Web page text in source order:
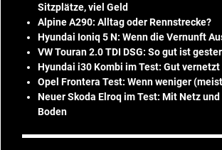
Sitzplätze, viel Geld
Alpine A290: Alltag oder Rennstrecke?
Hyundai Ioniq 5 N: Wenn die Vernunft
VW Touran 2.0 TDI DSG: So gut ist
Hyundai i30 Kombi im Test: Gut vernetzt
Opel Frontera Test: Wenn weniger
Neuer Skoda Elroq im Test: Mit Netz
Boden